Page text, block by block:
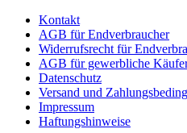
Kontakt
AGB für Endverbraucher
Widerrufsrecht für
AGB für gewerbliche
Datenschutz
Versand und
Impressum
Haftungshinweise